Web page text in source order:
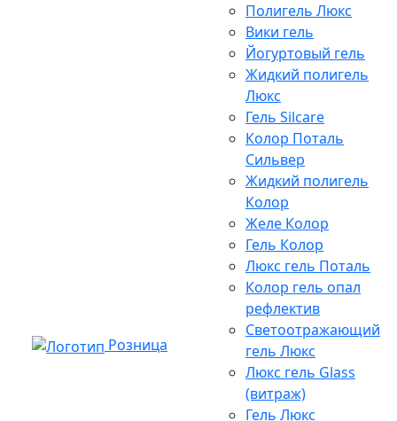
Розница
Полигель Люкс
Вики гель
Йогуртовый гель
Жидкий полигель
Люкс
Гель Silcare
Колор Поталь
Сильвер
Жидкий полигель
Колор
Желе Колор
Гель Колор
Люкс гель Поталь
Колор гель опал
рефлектив
Светоотражающий
гель Люкс
Люкс гель Glass
(витраж)
Гель Люкс